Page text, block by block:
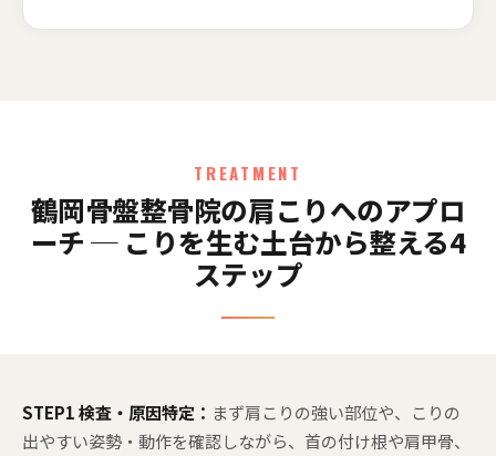
TREATMENT
鶴岡骨盤整骨院の肩こりへのアプロ
ーチ ─ こりを生む土台から整える4
ステップ
STEP1 検査・原因特定： まず肩こりの強い部位や、こりの
出やすい姿勢・動作を確認しながら、首の付け根や肩甲骨、